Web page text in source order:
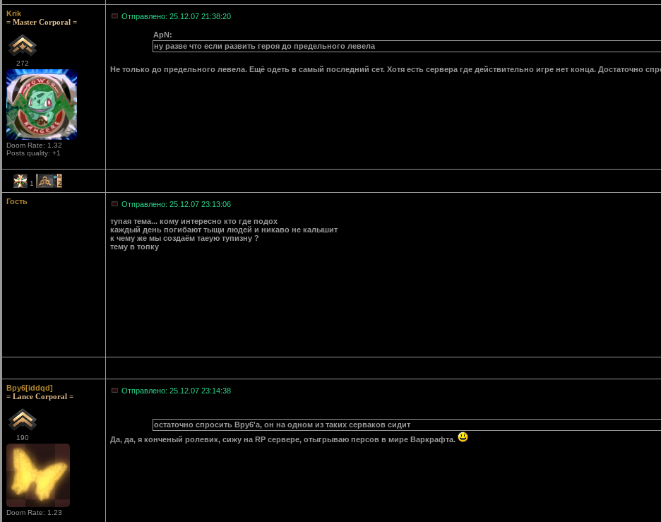
Krik
= Master Corporal =
272
Doom Rate: 1.32
Posts quality: +1
Отправлено: 25.12.07 21:38:20
ApN:
ну разве что если развить героя до предельного левела
Не только до предельного левела. Ещё одеть в самый последний сет. Хотя есть сервера где действительно игре нет конца. Достаточно
1 2
Гость
Отправлено: 25.12.07 23:13:06
тупая тема... кому интересно кто где подох
каждый день погибают тыщи людей и никаво не калышит
к чему же мы создаём таеую тупизну ?
тему в топку
Bpy6[iddqd]
= Lance Corporal =
190
Doom Rate: 1.23
Отправлено: 25.12.07 23:14:38
остаточно спросить Bpy6'a, он на одном из таких серваков сидит
Да, да, я конченый ролевик, сижу на RP сервере, отыгрываю персов в мире Варкрафта.